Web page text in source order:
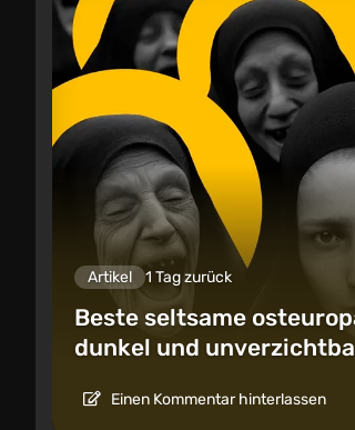
Artikel 1 Tag zurück
Beste seltsame
dunkel und
Einen Kommentar hinterlassen